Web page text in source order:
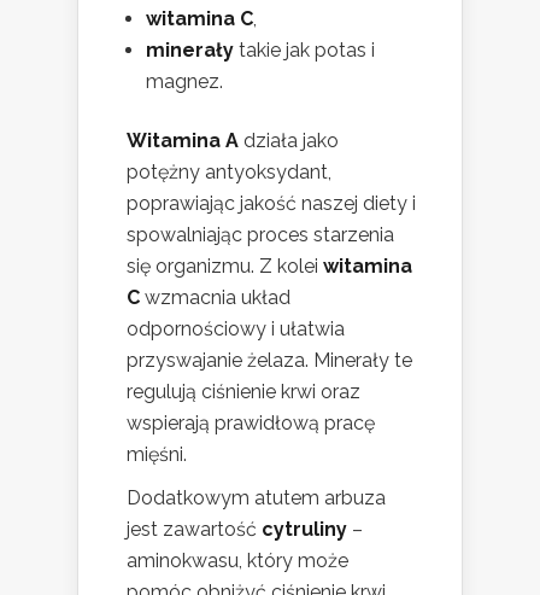
witamina C
minerały takie jak potas i
magnez.
Witamina A działa jako
potężny antyoksydant,
poprawiając jakość naszej diety i
spowalniając proces starzenia
się organizmu. Z kolei witamina
C wzmacnia układ
odpornościowy i ułatwia
przyswajanie żelaza. Minerały te
regulują ciśnienie krwi oraz
wspierają prawidłową pracę
mięśni.
Dodatkowym atutem arbuza
jest zawartość cytruliny –
aminokwasu, który może